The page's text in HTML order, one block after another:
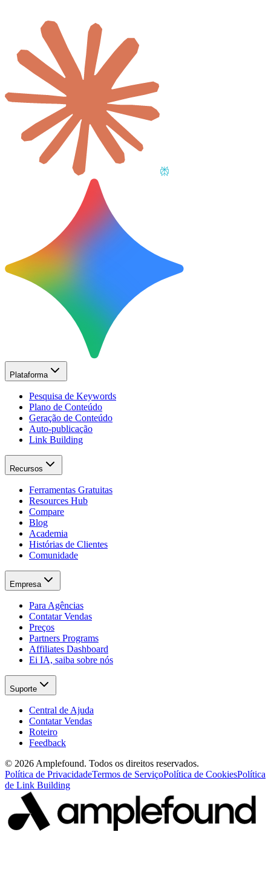
Plataforma
Pesquisa de Keywords
Plano de Conteúdo
Geração de Conteúdo
Auto-publicação
Link Building
Recursos
Ferramentas Gratuitas
Resources Hub
Compare
Blog
Academia
Histórias de Clientes
Comunidade
Empresa
Para Agências
Contatar Vendas
Preços
Partners Programs
Affiliates Dashboard
Ei IA, saiba sobre nós
Suporte
Central de Ajuda
Contatar Vendas
Roteiro
Feedback
© 2026 Amplefound. Todos os direitos reservados.
Política de PrivacidadeTermos de ServiçoPolítica de CookiesPolítica
de Link Building